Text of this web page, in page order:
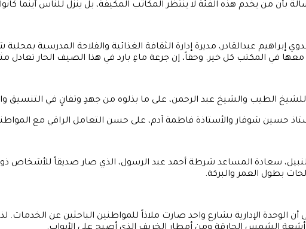
بأن من يخدم هذه الفئة لا ينتظر المكاتب المكيفة، بل ينزل للناس أينما
إبراهيم عبدالقادر، مديرة إدارة الثقافة الغذائية والفلاحة المدرسية
في المكتب كل خير. وحقاً، إن جرعة ماءٍ بارد في هذا الصيف الحار تعادل
الطيب والشيخ عبد الرحمن، على ما بذلوه من جهدٍ وتفانٍ في التنسيق
حسين شوقار والأستاذة فاطمة آدم، على حسن التعامل الراقي مع
سعادة المساعد شرطة أحمد عبد الرسول، الذي صار صديقاً
بطول العمر والبركة.
أن الوحدة الإدارية بشارع واحد صارت ملاذاً للمواطنين الباحثين عن